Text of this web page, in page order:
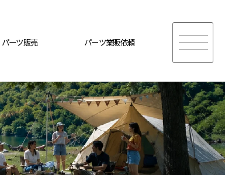
パーツ販売 パーツ業販依頼